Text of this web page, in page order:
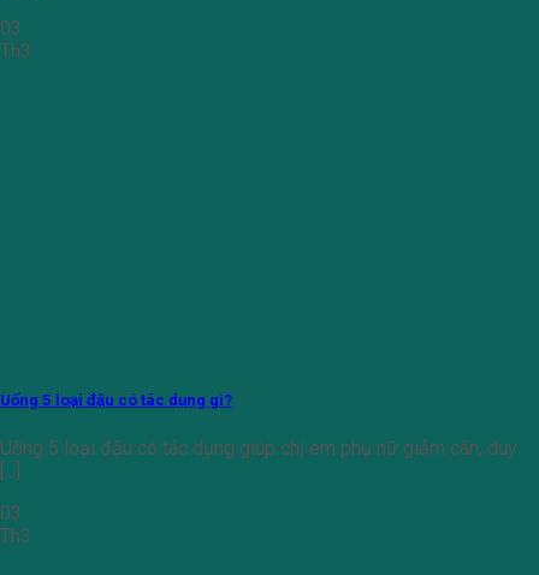
03
Th3
Uống 5 loại đậu có tác dụng gì?
Uống 5 loại đậu có tác dụng giúp chị em phụ nữ giảm cân, duy
03
Th3